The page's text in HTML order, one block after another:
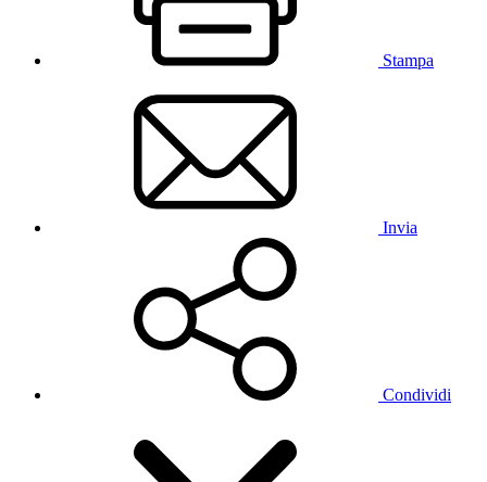
Stampa
Invia
Condividi